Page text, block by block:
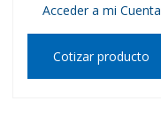
Acceder a mi Cuenta
Cotizar producto